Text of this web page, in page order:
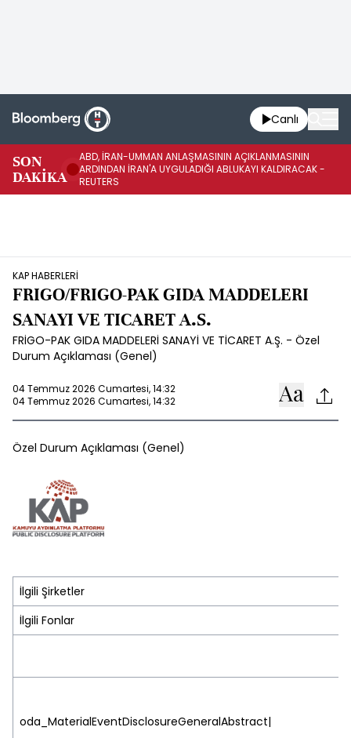
Canlı
SON
DAKİKA
ABD, İRAN-UMMAN ANLAŞMASININ AÇIKLANMASININ
ARDINDAN İRAN'A UYGULADIĞI ABLUKAYI KALDIRACAK -
REUTERS
KAP HABERLERİ
FRIGO/FRIGO-PAK GIDA MADDELERI
SANAYI VE TICARET A.S.
FRİGO-PAK GIDA MADDELERİ SANAYİ VE TİCARET A.Ş. - Özel
Durum Açıklaması (Genel)
04 Temmuz 2026 Cumartesi, 14:32
04 Temmuz 2026 Cumartesi, 14:32
Özel Durum Açıklaması (Genel)
İlgili Şirketler
İlgili Fonlar
oda_MaterialEventDisclosureGeneralAbstract|